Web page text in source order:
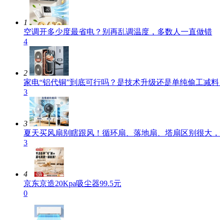
1
空调开多少度最省电？别再乱调温度，多数人一直做错
4
2
家电“铝代铜”到底可行吗？是技术升级还是单纯偷工减料
3
3
夏天买风扇别瞎跟风！循环扇、落地扇、塔扇区别很大
3
4
京东京造20Kpa吸尘器99.5元
0